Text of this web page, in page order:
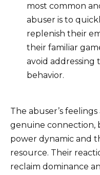
most common
abuser is to
replenish their
their familiar
avoid addressing
behavior.
The abuser’s
genuine connection,
power dynamic and
resource. Their
reclaim dominance